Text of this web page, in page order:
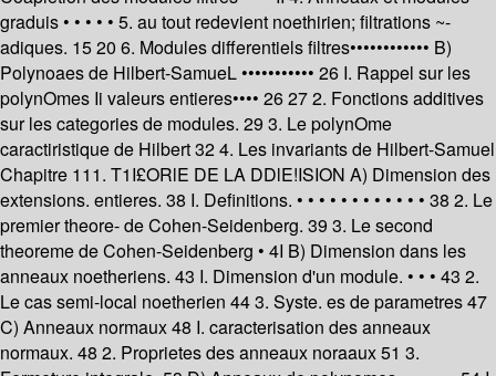
graduis • • • • • 5. au tout redevient noethirien; filtrations ~-
adiques. 15 20 6. Modules differentiels filtres•••••••••••• B)
Polynoaes de Hilbert-SamueL ••••••••••• 26 I. Rappel sur les
polynOmes Ii valeurs entieres•••• 26 27 2. Fonctions additives
sur les categories de modules. 29 3. Le polynOme
caractiristique de Hilbert 32 4. Les invariants de Hilbert-Samuel
Chapitre 111. T1I£ORlE DE LA DDlE!ISION A) Dimension des
extensions. entieres. 38 I. Definitions. • • • • • • • • • • • • 38 2. Le
premier theore- de Cohen-Seidenberg. 39 3. Le second
theoreme de Cohen-Seidenberg • 4I B) Dimension dans les
anneaux noetheriens. 43 I. Dimension d'un module. • • • 43 2.
Le cas semi-local noetherien 44 3. Syste. es de parametres 47
C) Anneaux normaux 48 I. caracterisation des anneaux
normaux. 48 2. Proprietes des anneaux noraaux 51 3.